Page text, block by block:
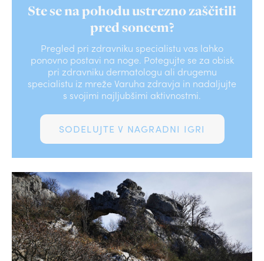
Ste se na pohodu ustrezno zaščitili
pred soncem?
Pregled pri zdravniku specialistu vas lahko
ponovno postavi na noge. Potegujte se za obisk
pri zdravniku dermatologu ali drugemu
specialistu iz mreže Varuha zdravja in nadaljujte
s svojimi najljubšimi aktivnostmi.
SODELUJTE V NAGRADNI IGRI